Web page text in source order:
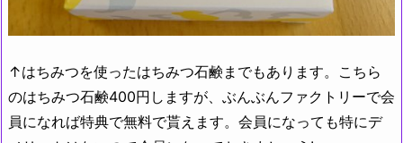
↑はちみつを使ったはちみつ石鹸までもあります。こちら
のはちみつ石鹸400円しますが、ぶんぶんファクトリーで会
員になれば特典で無料で貰えます。会員になっても特にデ